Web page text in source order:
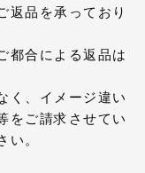
返品を承っており
都合による返品は
く、イメージ違い
をご請求させてい
い。